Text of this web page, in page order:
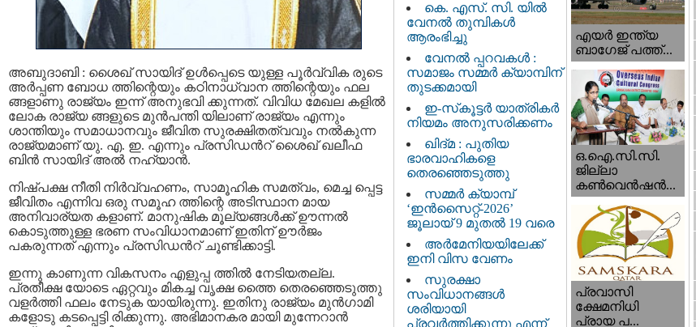
അബുദാബി : ശൈഖ് സായിദ് ഉള്‍പ്പെടെ യുള്ള പൂര്‍വ്വിക രുടെ
അര്‍പ്പണ ബോധ ത്തിന്റെയും കഠിനാധ്വാന ത്തിന്റെയും ഫല
ങ്ങളാണു രാജ്യം ഇന്ന് അനുഭവി ക്കുന്നത്. വിവിധ മേഖല കളില്‍
ലോക രാജ്യ ങ്ങളുടെ മുന്‍പന്തി യിലാണ് രാജ്യം എന്നും
ശാന്തിയും സമാധാനവും ജീവിത സുരക്ഷിതത്വവും നല്‍കുന്ന
രാജ്യമാണ് യു. എ. ഇ. എന്നും പ്രസിഡന്‍റ് ശൈഖ് ഖലീഫ
ബിന്‍ സായിദ് അല്‍ നഹ്യാന്‍.
നിഷ്പക്ഷ നീതി നിര്‍വ്വഹണം, സാമൂഹിക സമത്വം, മെച്ച പ്പെട്ട
ജീവിതം എന്നിവ ഒരു സമൂഹ ത്തിന്റെ അടിസ്ഥാന മായ
അനിവാര്യത കളാണ്. മാനുഷിക മൂല്യങ്ങള്‍ക്ക് ഊന്നല്‍
കൊടുത്തുള്ള ഭരണ സംവിധാനമാണ് ഇതിന് ഊര്‍ജം
പകരുന്നത് എന്നും പ്രസിഡന്‍റ് ചൂണ്ടിക്കാട്ടി.
ഇന്നു കാണുന്ന വികസനം എളുപ്പ ത്തില്‍ നേടിയതല്ല.
പ്രതീക്ഷ യോടെ ഏറ്റവും മികച്ച വൃക്ഷ ത്തൈ തെരഞ്ഞെടുത്തു
വളര്‍ത്തി ഫലം നേടുക യായിരുന്നു. ഇതിനു രാജ്യം മുന്‍ഗാമി
കളോടു കടപ്പെട്ടി രിക്കുന്നു. അഭിമാനകര മായി മുന്നേറാന്‍
കെ. എസ്. സി. യിൽ
വേനൽ തുമ്പികൾ
ആരംഭിച്ചു
വേനൽ പ്പറവകൾ :
സമാജം സമ്മർ ക്യാമ്പിന്
തുടക്കമായി
ഇ-സ്‌കൂട്ടർ യാത്രികർ
നിയമം അനുസരിക്കണം
ഖിദ്മ : പുതിയ
ഭാരവാഹികളെ
തെരഞ്ഞെടുത്തു
സമ്മർ ക്യാമ്പ്
‘ഇൻസൈറ്റ്-2026’
ജൂലായ് 9 മുതൽ 19 വരെ
അർമേനിയയിലേക്ക്
ഇനി വിസ വേണം
സുരക്ഷാ
സംവിധാനങ്ങൾ
ശരിയായി
പ്രവർത്തിക്കുന്നു എന്ന്
എയര്‍ ഇന്ത്യ
ബാഗേജ് പത്ത്...
ഒ.ഐ.സി.സി.
ജില്ലാ
കൺവെൻഷൻ...
പ്രവാസി
ക്ഷേമനിധി
പ്രായ പ...